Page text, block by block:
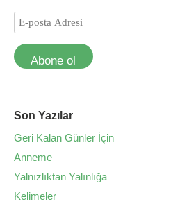
Abone ol
Son Yazılar
Geri Kalan Günler İçin
Anneme
Yalnızlıktan Yalınlığa
Kelimeler